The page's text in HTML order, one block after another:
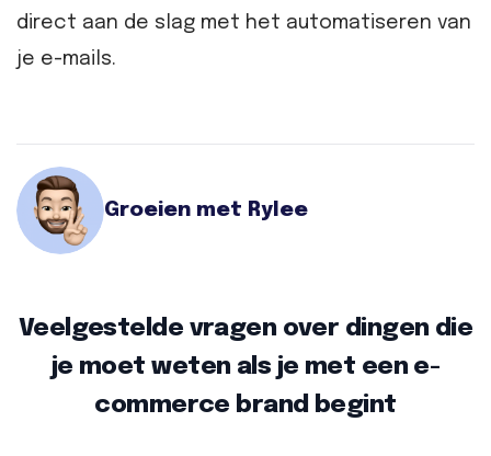
direct aan de slag met het automatiseren van
je e-mails.
Groeien met Rylee
Veelgestelde vragen over dingen die
je moet weten als je met een e-
commerce brand begint